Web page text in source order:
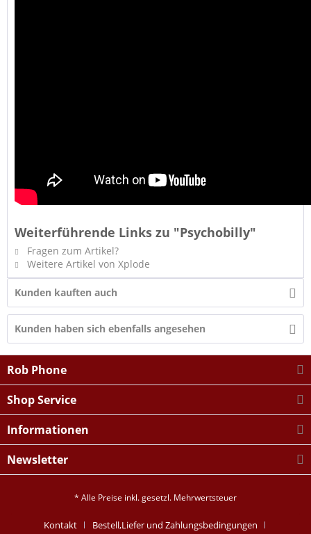
Weiterführende Links zu "Psychobilly"
Fragen zum Artikel?
Weitere Artikel von Xplode
Kunden kauften auch
Kunden haben sich ebenfalls angesehen
Rob Phone
Shop Service
Informationen
Newsletter
* Alle Preise inkl. gesetzl. Mehrwertsteuer
Kontakt
Bestell,Liefer und Zahlungsbedingungen